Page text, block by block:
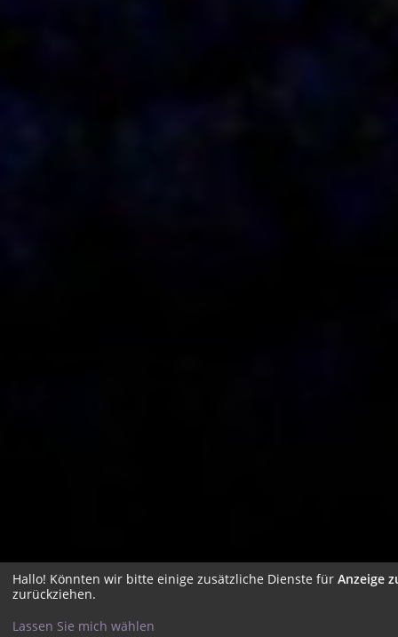
Hallo! Könnten wir bitte einige zusätzliche Dienste für Anzeige
zurückziehen.
Lassen Sie mich wählen